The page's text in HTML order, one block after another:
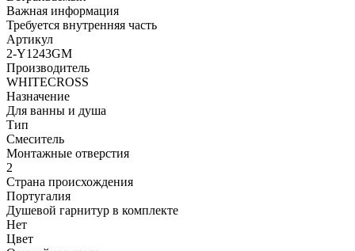
Важная информация
Требуется внутренняя часть
Артикул
2-Y1243GM
Производитель
WHITECROSS
Назначение
Для ванны и душа
Тип
Смеситель
Монтажные отверстия
2
Страна происхождения
Португалия
Душевой гарнитур в комплекте
Нет
Цвет